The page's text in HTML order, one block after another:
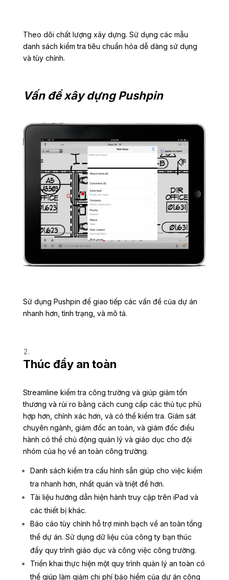
Theo dõi chất lượng xây dựng. Sử dụng các mẫu
danh sách kiểm tra tiêu chuẩn hóa dễ dàng sử dụng
và tùy chỉnh.
Vấn đề xây dựng Pushpin
Sử dụng Pushpin để giao tiếp các vấn đề của dự án
nhanh hơn, tình trạng, và mô tả.
Thúc đẩy an toàn
Streamline kiểm tra công trường và giúp giảm tổn
thương và rủi ro bằng cách cung cấp các thủ tục phù
hợp hơn, chính xác hơn, và có thể kiểm tra. Giám sát
chuyên ngành, giám đốc an toàn, và giám đốc điều
hành có thể chủ động quản lý và giáo dục cho đội
nhóm của họ về an toàn công trường.
Danh sách kiểm tra cấu hình sẵn giúp cho việc kiểm
tra nhanh hơn, nhất quán và triệt để hơn.
Tài liệu hướng dẫn hiện hành truy cập trên iPad và
các thiết bị khác.
Báo cáo tùy chỉnh hỗ trợ minh bạch về an toàn tổng
thể dự án. Sử dụng dữ liệu của công ty bạn thúc
đẩy quy trình giáo dục và công việc công trường.
Triển khai thực hiện một quy trình quản lý an toàn có
thể giúp làm giảm chi phí bảo hiểm của dự án công